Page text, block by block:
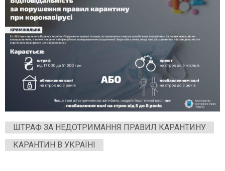
ШТРАФ ЗА НЕДОТРИМАННЯ ПРАВИЛ КАРАНТИНУ
КАРАНТИН В УКРАЇНІ